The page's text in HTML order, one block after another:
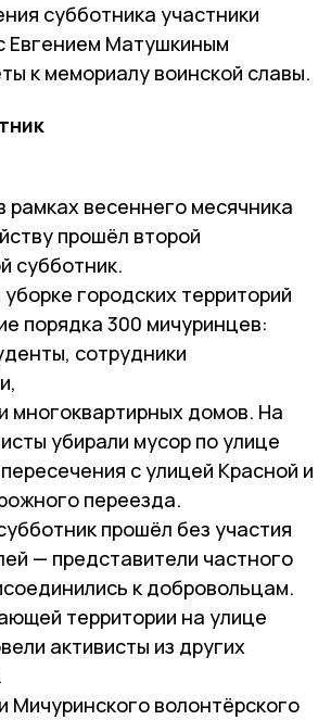
субботника участники
Евгением Матушкиным
к мемориалу воинской славы.
рамках весеннего месячника
прошёл второй
субботник.
городских территорий
порядка 300 мичуринцев:
сотрудники
многоквартирных домов. На
убирали мусор по улице
с улицей Красной и
переезда.
прошёл без участия
— представители частного
к добровольцам.
территории на улице
активисты из других
Мичуринского волонтёрского